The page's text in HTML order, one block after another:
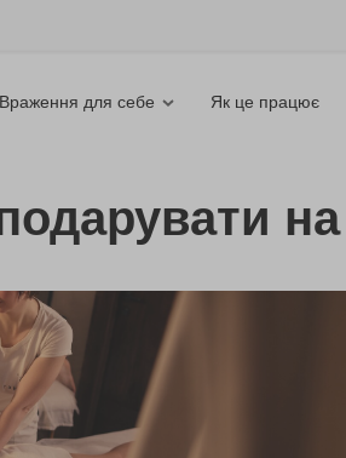
Враження для себе Як це працює
на